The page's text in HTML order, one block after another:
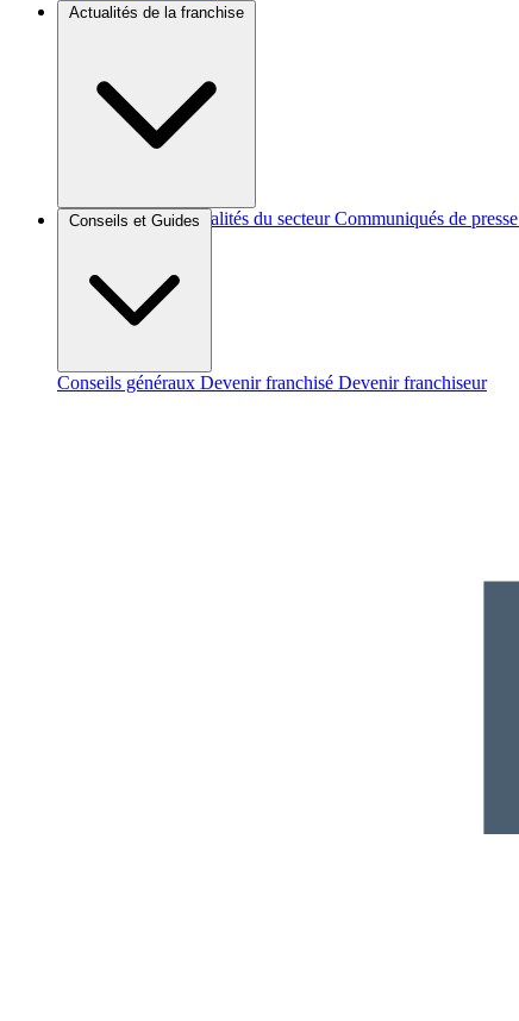
Actualités de la franchise
Brèves et actus Actualités du secteur Communiqués de presse
Conseils et Guides
Conseils généraux Devenir franchisé Devenir franchiseur